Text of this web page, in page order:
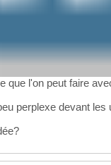
que l'on peut faire
perplexe devant les